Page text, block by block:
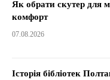
Як обрати скутер для
комфорт
07.08.2026
Історія бібліотек